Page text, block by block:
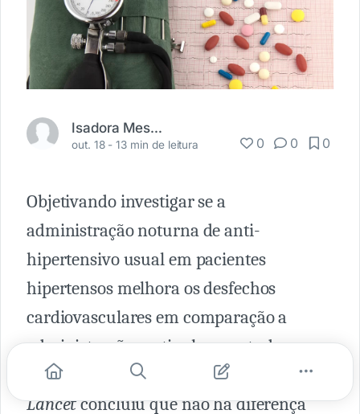
Isadora Mesadri
out. 18 -13 min de leitura 0 0 0
Objetivando investigar se a
administração noturna de anti-
hipertensivo usual em pacientes
hipertensos melhora os desfechos
cardiovasculares em comparação a
administração matinal, um estudo
britânico prospectivo publicado no
The
Lancetconcluiu que não há diferença